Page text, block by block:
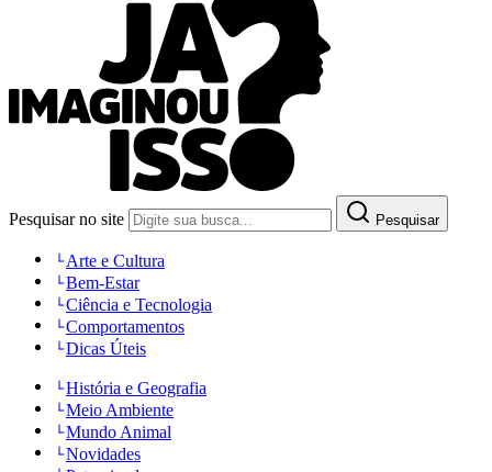
Pesquisar no site Pesquisar
Arte e Cultura
Bem-Estar
Ciência e Tecnologia
Comportamentos
Dicas Úteis
História e Geografia
Meio Ambiente
Mundo Animal
Novidades